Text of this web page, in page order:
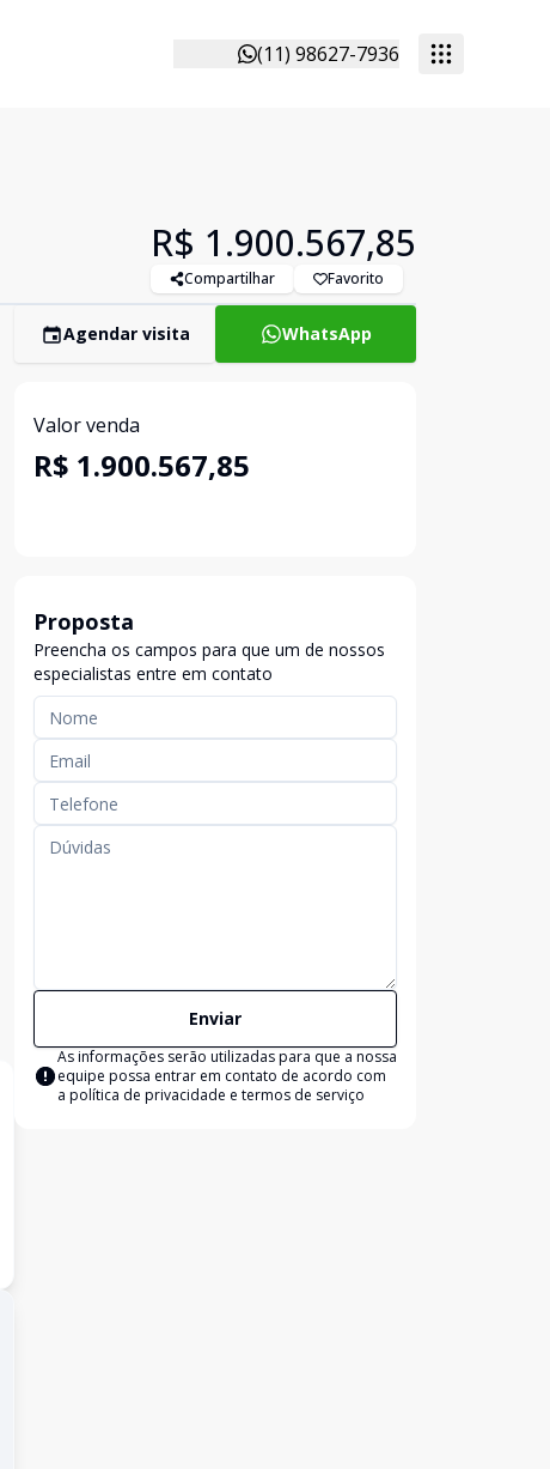
(11) 98627-7936
R$ 1.900.567,85
Compartilhar Favorito
Agendar visita WhatsApp
Valor venda
R$ 1.900.567,85
Proposta
Preencha os campos para que um de nossos
especialistas entre em contato
Enviar
As informações serão utilizadas para que a nossa
equipe possa entrar em contato de acordo com
a política de privacidade e termos de serviço